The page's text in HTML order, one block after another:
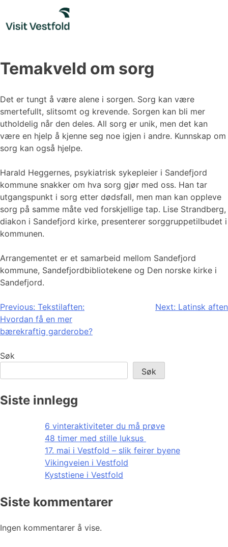
content
Temakveld om sorg
Det er tungt å være alene i sorgen. Sorg kan være
smertefullt, slitsomt og krevende. Sorgen kan bli mer
utholdelig når den deles. All sorg er unik, men det kan
være en hjelp å kjenne seg noe igjen i andre. Kunnskap om
sorg kan også hjelpe.
Harald Heggernes, psykiatrisk sykepleier i Sandefjord
kommune snakker om hva sorg gjør med oss. Han tar
utgangspunkt i sorg etter dødsfall, men man kan oppleve
sorg på samme måte ved forskjellige tap. Lise Strandberg,
diakon i Sandefjord kirke, presenterer sorggruppetilbudet i
kommunen.
Arrangementet er et samarbeid mellom Sandefjord
kommune, Sandefjordbibliotekene og Den norske kirke i
Sandefjord.
Innleggsnavigasjon
Previous: Tekstilaften:
Hvordan få en mer
bærekraftig garderobe?
Next: Latinsk aften
Søk
Søk
Siste innlegg
6 vinteraktiviteter du må prøve
48 timer med stille luksus
17. mai i Vestfold – slik feirer byene
Vikingveien i Vestfold
Kyststiene i Vestfold
Siste kommentarer
Ingen kommentarer å vise.